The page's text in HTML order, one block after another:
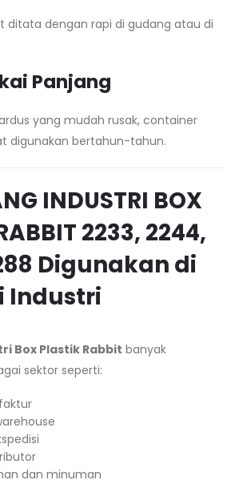
ditata dengan rapi di gudang atau di
Panjang
yang mudah rusak, container
digunakan bertahun-tahun.
INDUSTRI BOX
2233, 2244,
Digunakan di
Industri
Box Plastik Rabbit banyak
sektor seperti:
dan minuman